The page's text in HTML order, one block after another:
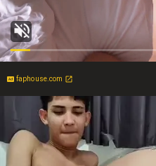
faphouse.com